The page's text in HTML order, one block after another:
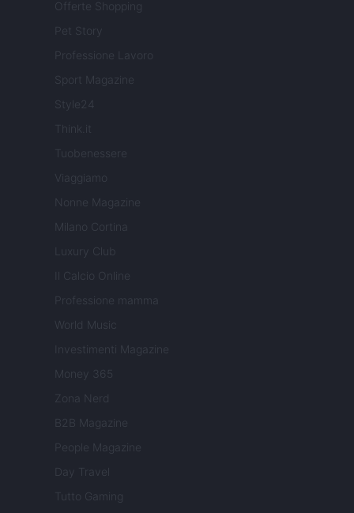
Offerte Shopping
Pet Story
Professione Lavoro
Sport Magazine
Style24
Think.it
Tuobenessere
Viaggiamo
Nonne Magazine
Milano Cortina
Luxury Club
Il Calcio Online
Professione mamma
World Music
Investimenti Magazine
Money 365
Zona Nerd
B2B Magazine
People Magazine
Day Travel
Tutto Gaming